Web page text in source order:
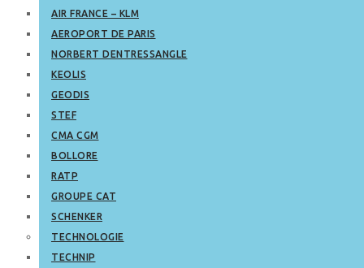
AIR FRANCE – KLM
AEROPORT DE PARIS
NORBERT DENTRESSANGLE
KEOLIS
GEODIS
STEF
CMA CGM
BOLLORE
RATP
GROUPE CAT
SCHENKER
TECHNOLOGIE
TECHNIP